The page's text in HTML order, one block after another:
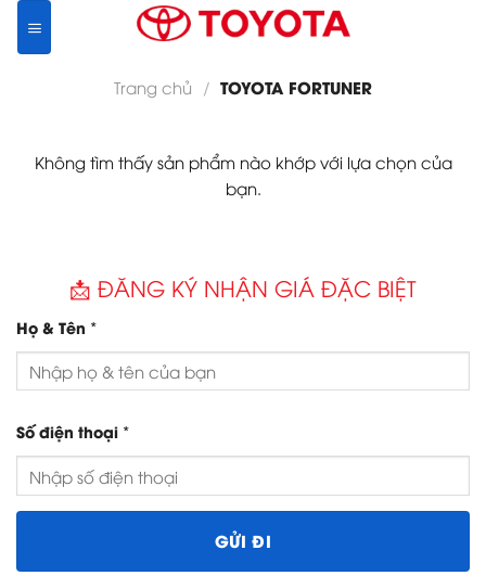
content
Trang chủ / TOYOTA FORTUNER
Không tìm thấy sản phẩm nào khớp với lựa chọn của
bạn.
📩 ĐĂNG KÝ NHẬN GIÁ ĐẶC BIỆT
Họ & Tên *
Số điện thoại *